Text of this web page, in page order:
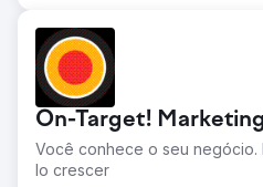
On-Target!
Você conhece o seu negócio.
lo crescer